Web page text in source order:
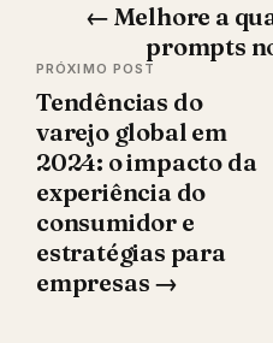
Post
← Melhore a
prompts
Tendências do
varejo global em
2024: o impacto da
experiência do
consumidor e
estratégias para
empresas →